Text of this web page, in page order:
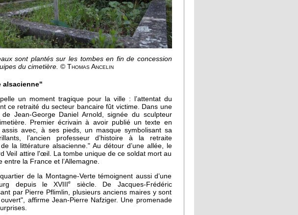
sont plantés sur les tombes en fin de concession
du cimetière. © Thomas Ancelin
alsacienne"
un moment tragique pour la ville : l’attentat du
ce retraité du secteur bancaire fût victime. Dans une
Jean-George Daniel Arnold, signée du sculpteur
Premier écrivain à avoir publié un texte en
avec, à ses pieds, un masque symbolisant sa
l’ancien professeur d’histoire à la retraite
de la littérature alsacienne." Au détour d’une allée, le
Veil attire l'œil. La tombe unique de ce soldat mort au
la France et l’Allemagne.
de la Montagne-Verte témoignent aussi d’une
depuis le XVIIIe
siècle. De Jacques-Frédéric
par Pierre Pflimlin, plusieurs anciens maires y sont
affirme Jean-Pierre Nafziger. Une promenade